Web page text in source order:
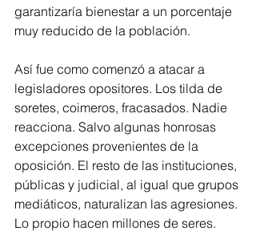
garantizaría bienestar a un porcentaje
muy reducido de la población.
Así fue como comenzó a atacar a
legisladores opositores. Los tilda de
soretes, coimeros, fracasados. Nadie
reacciona. Salvo algunas honrosas
excepciones provenientes de la
oposición. El resto de las instituciones,
públicas y judicial, al igual que grupos
mediáticos, naturalizan las agresiones.
Lo propio hacen millones de seres.